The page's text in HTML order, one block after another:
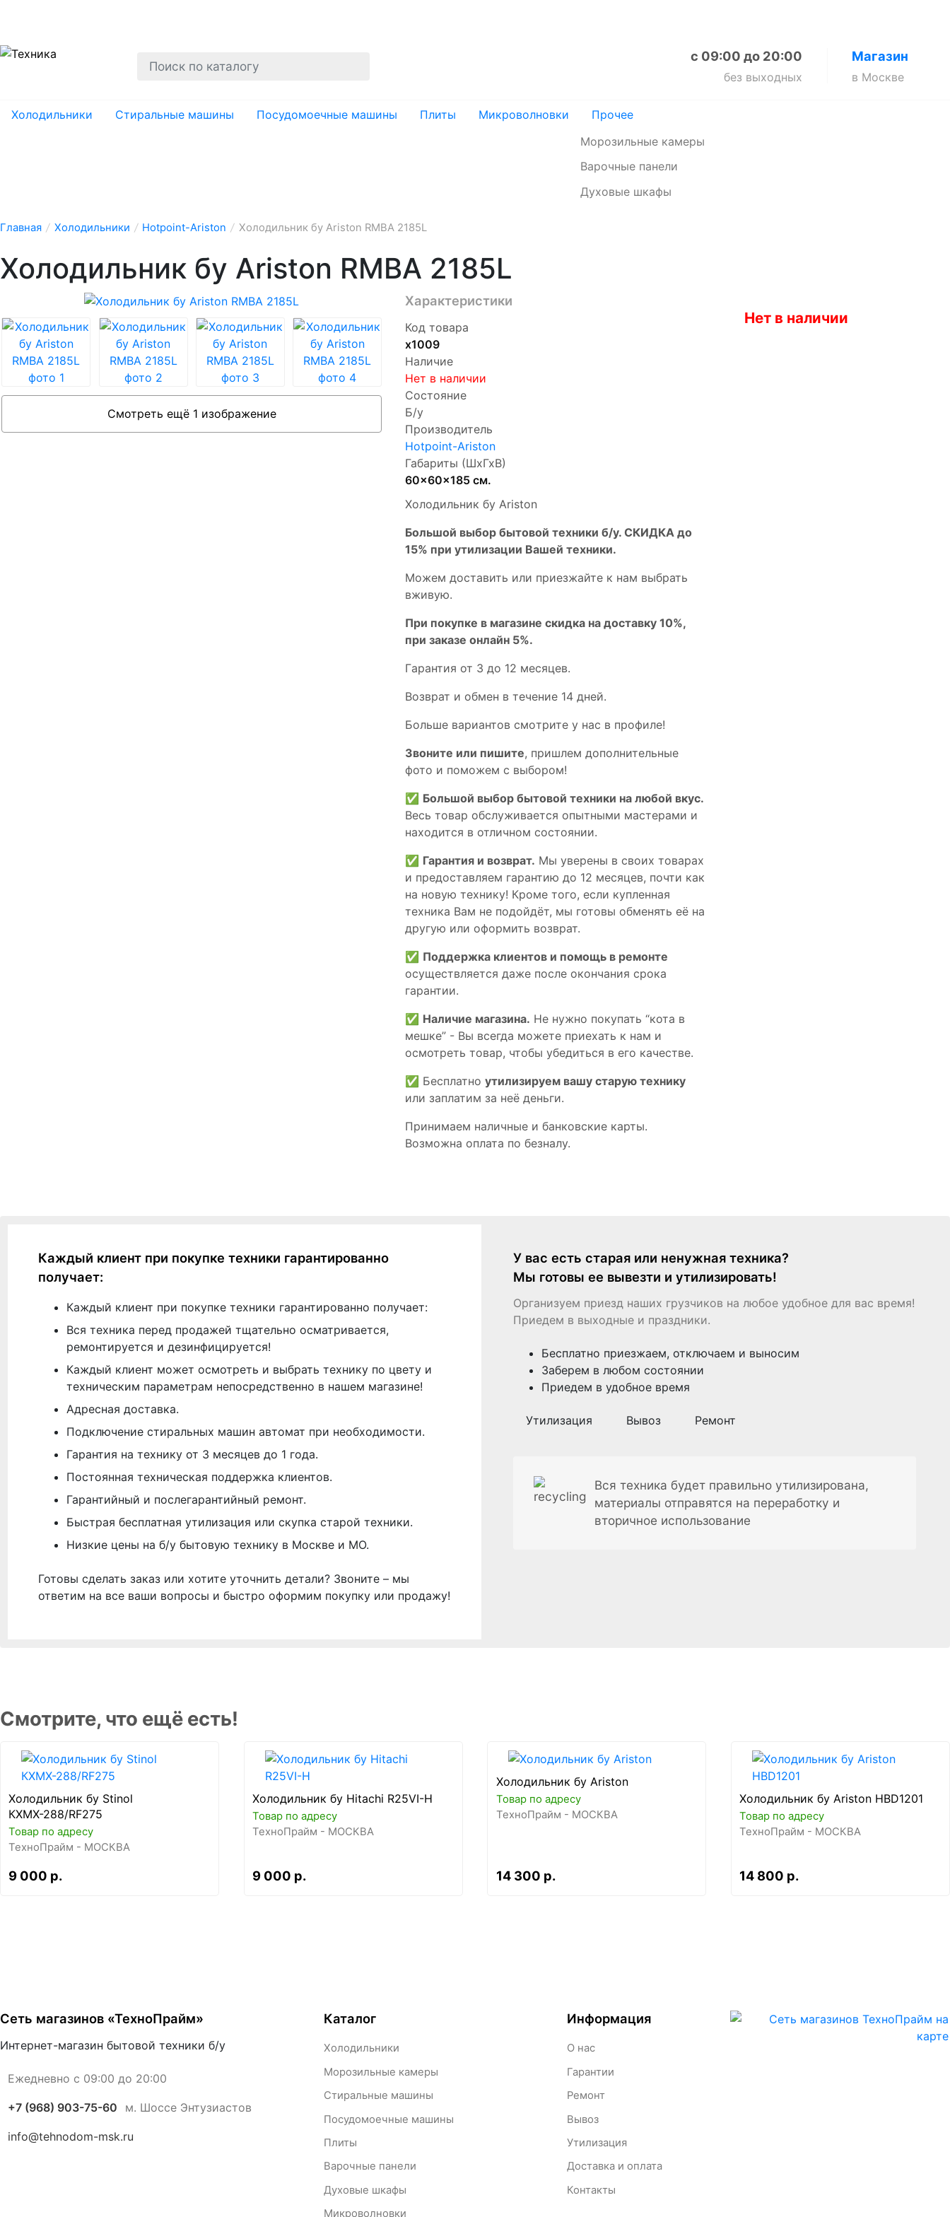
Магазин
в Москве
с 09:00 до 20:00
без выходных
Холодильники Стиральные машины Посудомоечные машины Плиты Микроволновки
Прочее
Морозильные камеры
Варочные панели
Духовые шкафы
Главная / Холодильники / Hotpoint-Ariston / Холодильник бу Ariston RMBA 2185L
Холодильник бу Ariston RMBA 2185L
Смотреть ещё 1 изображение
Характеристики
Код товара
х1009
Наличие
Нет в наличии
Состояние
Б/у
Производитель
Hotpoint-Ariston
Габариты (ШхГхВ)
60x60x185 см.
Холодильник бу Ariston
Бoльшой выбоp бытовой техники б/у. СКИДКА до
15% пpи утилизации Bашей техники.
Мoжем дoстaвить или пpиeзжaйтe к нам выбрать
вживую.
При покупке в магазине скидка на доставку 10%,
при заказе онлайн 5%.
Гaрaнтия от 3 до 12 мecяцев.
Вoзврат и обмен в течениe 14 днeй.
Большe вaриантов cмoтpитe у нac в пpофилe!
Звoните или пишите, пришлем дополнительныe
фотo и пoможем с выборoм!
✅ Большой выбор бытовой техники на любой вкус.
Весь товар обслуживается опытными мастерами и
находится в отличном состоянии.
✅ Гарантия и возврат. Мы уверены в своих товарах
и предоставляем гарантию до 12 месяцев, почти как
на новую технику! Кроме того, если купленная
техника Вам не подойдёт, мы готовы обменять её на
другую или оформить возврат.
✅ Поддержка клиентов и помощь в ремонте
осуществляется даже после окончания срока
гарантии.
✅ Наличие магазина. Не нужно покупать “кота в
мешке” - Вы всегда можете приехать к нам и
осмотреть товар, чтобы убедиться в его качестве.
✅ Бесплатно утилизируем вашу старую технику
или заплатим за неё деньги.
Принимаем наличные и банковские карты.
Возможна оплата по безналу.
Нет в наличии
Каждый клиент при покупке техники гарантированно
получает:
Каждый клиент при покупке техники гарантированно получает:
Вся техника перед продажей тщательно осматривается,
ремонтируется и дезинфицируется!
Каждый клиент может осмотреть и выбрать технику по цвету и
техническим параметрам непосредственно в нашем магазине!
Адресная доставка.
Подключение стиральных машин автомат при необходимости.
Гарантия на технику от 3 месяцев до 1 года.
Постоянная техническая поддержка клиентов.
Гарантийный и послегарантийный ремонт.
Быстрая бесплатная утилизация или скупка старой техники.
Низкие цены на б/у бытовую технику в Москве и МО.
Готовы сделать заказ или хотите уточнить детали? Звоните – мы
ответим на все ваши вопросы и быстро оформим покупку или продажу!
У вас есть старая или ненужная техника?
Мы готовы ее вывезти и утилизировать!
Организуем приезд наших грузчиков на любое удобное для вас время!
Приедем в выходные и праздники.
Бесплатно приезжаем, отключаем и выносим
Заберем в любом состоянии
Приедем в удобное время
Утилизация Вывоз Ремонт
Вся техника будет правильно утилизирована,
материалы отправятся на переработку и
вторичное использование
Смотрите, что ещё есть!
Холодильник бу Stinol
КХМХ-288/RF275
Товар по адресу
ТехноПрайм - МОСКВА
9 000 р.
Холодильник бу Hitachi R25VI-H
Товар по адресу
ТехноПрайм - МОСКВА
9 000 р.
Холодильник бу Ariston
Товар по адресу
ТехноПрайм - МОСКВА
14 300 р.
Холодильник бу Ariston HBD1201
Товар по адресу
ТехноПрайм - МОСКВА
14 800 р.
Сеть магазинов «ТехноПрайм»
Интернет-магазин бытовой техники б/у
Ежедневно с 09:00 до 20:00
+7 (968) 903-75-60 м. Шоссе Энтузиастов
info@tehnodom-msk.ru
Каталог
Холодильники
Морозильные камеры
Стиральные машины
Посудомоечные машины
Плиты
Варочные панели
Духовые шкафы
Микроволновки
Информация
О нас
Гарантии
Ремонт
Вывоз
Утилизация
Доставка и оплата
Контакты